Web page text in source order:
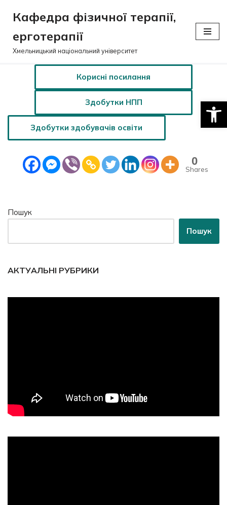
Перейти
до
вмісту
Кафедра фізичної терапії,
ерготерапії
Хмельницький національний університет
Корисні посилання
Здобутки НПП
Здобутки здобувачів освіти
0
Shares
Пошук
Пошук
АКТУАЛЬНІ РУБРИКИ